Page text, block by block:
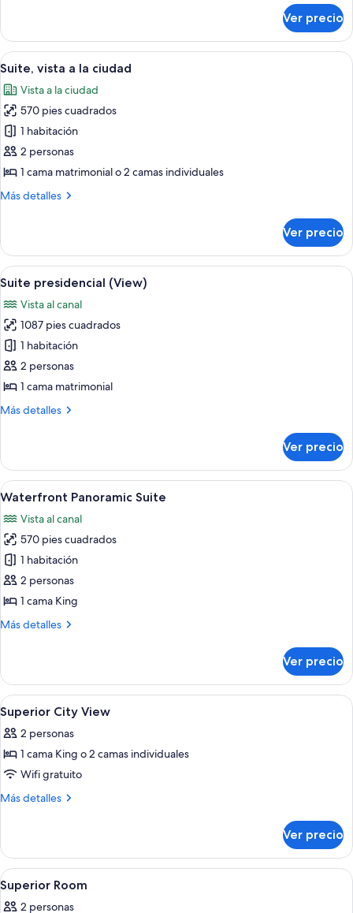
superior,
vista
a
ciudad
Ver precio
Abrir
todas
las
fotos
de
Suite,
vista
la
Suite, vista a la ciudad | Vista desde
12
Suite, vista a la ciudad
Vista a la ciudad
570 pies cuadrados
1 habitación
2 personas
1 cama matrimonial o 2 camas individuales
Más detalles
Más
vista
la
Ver precio
Abrir
todas
las
fotos
de
Suite
presidencial
Una sala de estar moderna con un
26
Suite presidencial (View)
Vista al canal
1087 pies cuadrados
1 habitación
2 personas
1 cama matrimonial
Más detalles
Más
presidencial
(View)
Ver precio
Abrir
todas
las
fotos
de
Waterfront
Panoramic
Una habitación de hotel moderna
15
Waterfront Panoramic Suite
Vista al canal
570 pies cuadrados
1 habitación
2 personas
1 cama King
Más detalles
Más
Panoramic
Suite
Ver precio
Abrir
todas
las
fotos
de
Superior
Minibar, caja de seguridad en la
10
Superior City View
2 personas
1 cama King o 2 camas individuales
Wifi gratuito
Más detalles
Más
City
View
Ver precio
Abrir
todas
Minibar, caja de seguridad en la
11
Superior Room
2 personas